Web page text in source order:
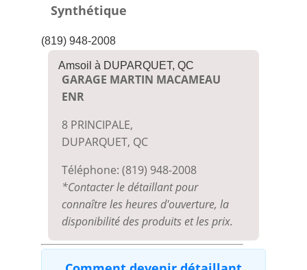
Synthétique
(819) 948-2008
Amsoil à DUPARQUET, QC
GARAGE MARTIN MACAMEAU
ENR
8 PRINCIPALE,
DUPARQUET, QC
Téléphone: (819) 948-2008
*Contacter le détaillant pour
connaître les heures d'ouverture, la
disponibilité des produits et les prix.